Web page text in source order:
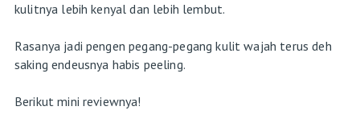
kulitnya lebih kenyal dan lebih lembut.
Rasanya jadi pengen pegang-pegang kulit wajah terus deh
saking endeusnya habis peeling.
Berikut mini reviewnya!